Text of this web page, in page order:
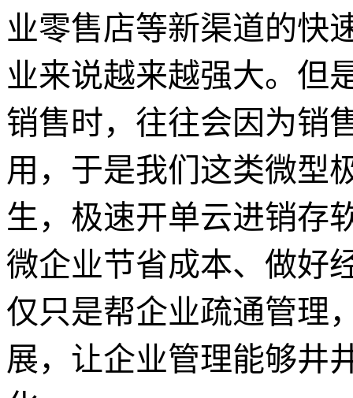
业零售店等新渠道的快
业来说越来越强大。但
销售时，往往会因为销
用，于是我们这类微型
生，极速开单云进销存
微企业节省成本、做好
仅只是帮企业疏通管理
展，让企业管理能够井